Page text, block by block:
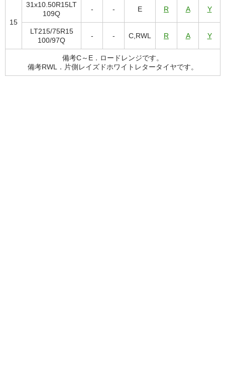
15
31x10.50R15LT
109Q
- - E R A Y
LT215/75R15
100/97Q
- - C,RWL R A Y
備考C～E．ロードレンジです。
備考RWL．片側レイズドホワイトレタータイヤです。